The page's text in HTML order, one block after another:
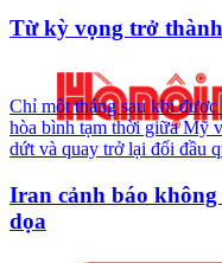
Từ kỳ vọng trở
Chỉ một tháng sau khi
hòa bình tạm thời giữa Mỹ
dứt và quay trở lại đối đầu
Iran cảnh báo
dọa